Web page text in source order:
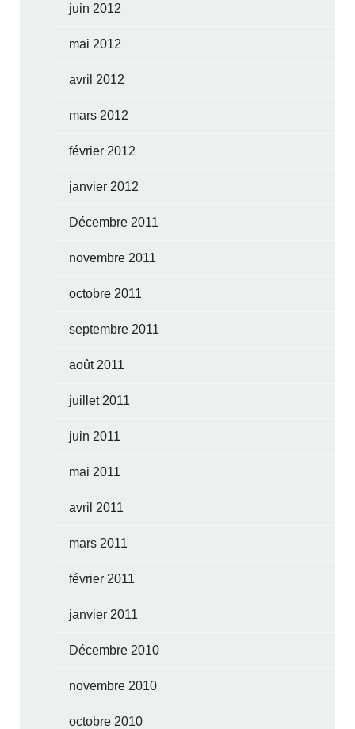
juin 2012
mai 2012
avril 2012
mars 2012
février 2012
janvier 2012
Décembre 2011
novembre 2011
octobre 2011
septembre 2011
août 2011
juillet 2011
juin 2011
mai 2011
avril 2011
mars 2011
février 2011
janvier 2011
Décembre 2010
novembre 2010
octobre 2010